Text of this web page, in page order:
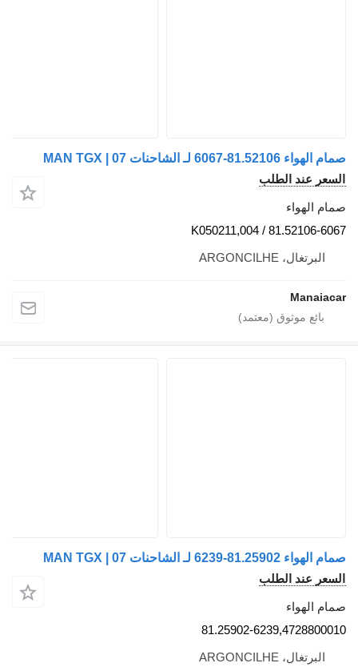
صمام الهواء 81.52106-6067 لـ الشاحنات MAN TGX | 07
السعر عند الطلب
صمام الهواء
81.52106-6067 / 004,K050211
البرتغال، ARGONCILHE
Manaiacar
صمام الهواء 81.25902-6239 لـ الشاحنات MAN TGX | 07
السعر عند الطلب
صمام الهواء
81.25902-6239,4728800010
البرتغال، ARGONCILHE